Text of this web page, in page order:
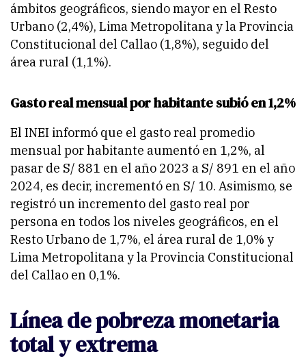
ámbitos geográficos, siendo mayor en el Resto
Urbano (2,4%), Lima Metropolitana y la Provincia
Constitucional del Callao (1,8%), seguido del
área rural (1,1%).
Gasto real mensual por habitante subió en 1,2%
El INEI informó que el gasto real promedio
mensual por habitante aumentó en 1,2%, al
pasar de S/ 881 en el año 2023 a S/ 891 en el año
2024, es decir, incrementó en S/ 10. Asimismo, se
registró un incremento del gasto real por
persona en todos los niveles geográficos, en el
Resto Urbano de 1,7%, el área rural de 1,0% y
Lima Metropolitana y la Provincia Constitucional
del Callao en 0,1%.
Línea de pobreza monetaria
total y extrema